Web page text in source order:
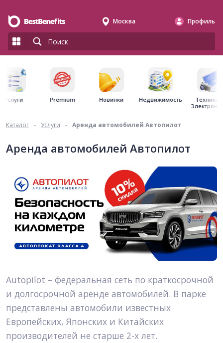
Москва Профиль
Услуги Premium Новинки Недвижимость
Техника
Каталог - Услуги - Аренда автомобилей Автопилот
Аренда автомобилей Автопилот
Autopilot – федеральная сеть по краткосрочной
и долгосрочной аренде автомобилей. В парке
представлены автомобили известных
Европейских, Японских и Китайских
производителей не старше 2-х лет.